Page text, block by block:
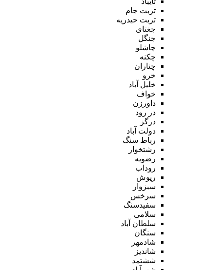
تربت جام
تربت حیدریه
جغتای
جنگل
چاشلو
چکنه
چناران
خرو
خلیل آباد
خواف
داورزن
در رود
درگز
دولت آباد
رباط سنگ
رشتخوار
رضویه
روداب
ریوش
سبزوار
سرخس
سفیدسنگ
سلامی
سلطان آباد
سنگان
شادمهر
شاندیز
ششتمد